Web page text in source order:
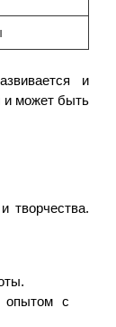
и
и может быть
творчества.
опытом с